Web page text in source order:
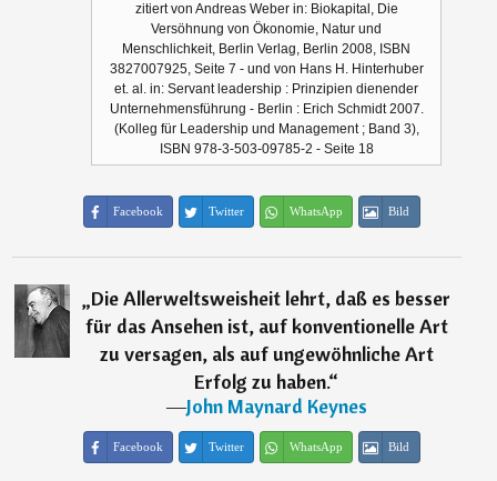
zitiert von Andreas Weber in: Biokapital, Die
Versöhnung von Ökonomie, Natur und
Menschlichkeit, Berlin Verlag, Berlin 2008, ISBN
3827007925, Seite 7 - und von Hans H. Hinterhuber
et. al. in: Servant leadership : Prinzipien dienender
Unternehmensführung - Berlin : Erich Schmidt 2007.
(Kolleg für Leadership und Management ; Band 3),
ISBN 978-3-503-09785-2 - Seite 18
Facebook Twitter WhatsApp Bild
„Die Allerweltsweisheit lehrt, daß es besser
für das Ansehen ist, auf konventionelle Art
zu versagen, als auf ungewöhnliche Art
Erfolg zu haben.“
―John Maynard Keynes
Facebook Twitter WhatsApp Bild